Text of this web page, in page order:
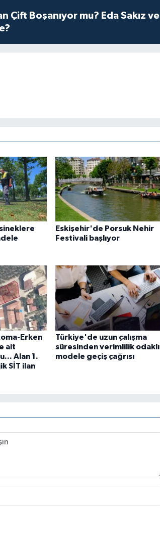
Çift Boşanıyor mu? Eda Sakız ve
Eskişehir'de Porsuk Nehir
Festivali başlıyor
Erken
ait
Alan 1.
SİT ilan
Türkiye'de uzun çalışma
süresinden verimlilik odaklı
modele geçiş çağrısı